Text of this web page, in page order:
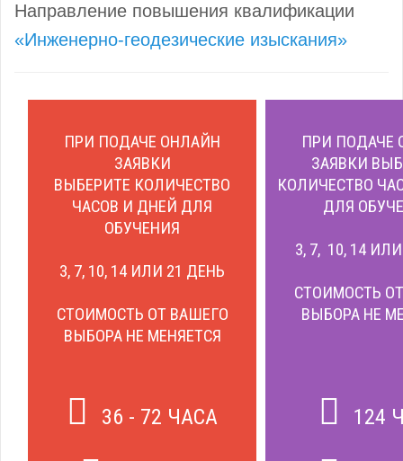
Направление повышения квалификации
«Инженерно-геодезические изыскания»
ПРИ ПОДАЧЕ ОНЛАЙН
ЗАЯВКИ
ВЫБЕРИТЕ КОЛИЧЕСТВО
ЧАСОВ И ДНЕЙ ДЛЯ
ОБУЧЕНИЯ
3, 7, 10, 14 ИЛИ 21 ДЕНЬ
СТОИМОСТЬ ОТ ВАШЕГО
ВЫБОРА НЕ МЕНЯЕТСЯ
36 - 72 ЧАСА
ПРИ ПОДАЧЕ
ЗАЯВКИ
КОЛИЧЕСТВО
ДЛЯ
3, 7, 10, 14
СТОИМОСТЬ
ВЫБОРА НЕ
124